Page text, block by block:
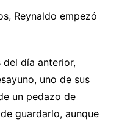
Reynaldo empezó
del día anterior,
uno de sus
un pedazo de
guardarlo, aunque